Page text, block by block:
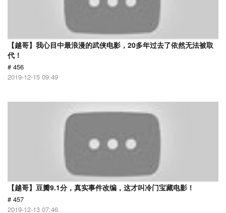
【越哥】我心目中最浪漫的武侠电影，20多年过去了依然无法被取
代！
# 456
2019-12-15 09:49
【越哥】豆瓣9.1分，真实事件改编，这才叫冷门宝藏电影！
# 457
2019-12-13 07:46